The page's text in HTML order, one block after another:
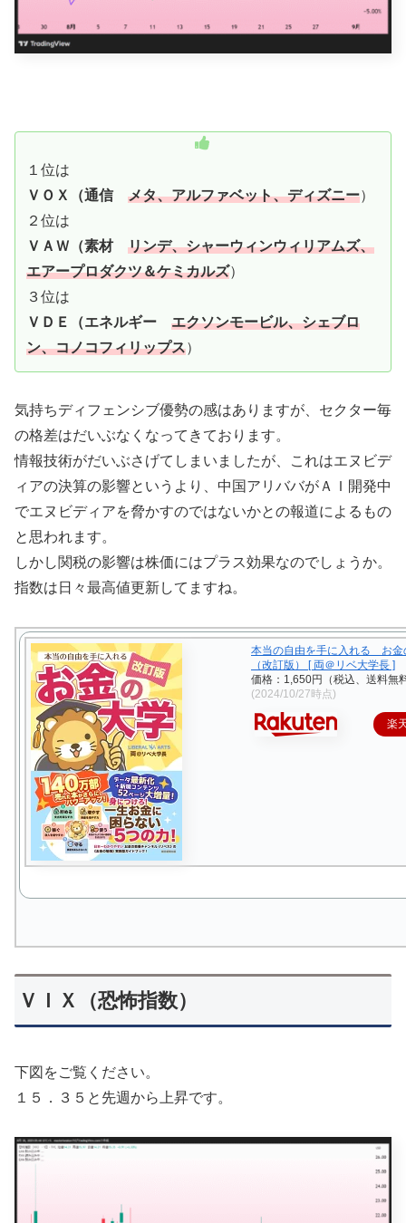
１位は
ＶＯＸ（通信 メタ、アルファベット、ディズニー）
２位は
ＶＡＷ（素材 リンデ、シャーウィンウィリアムズ、
エアープロダクツ＆ケミカルズ）
３位は
ＶＤＥ（エネルギー エクソンモービル、シェブロ
ン、コノコフィリップス）
気持ちディフェンシブ優勢の感はありますが、セクター毎
の格差はだいぶなくなってきております。
情報技術がだいぶさげてしまいましたが、これはエヌビデ
ィアの決算の影響というより、中国アリババがＡＩ開発中
でエヌビディアを脅かすのではないかとの報道によるもの
と思われます。
しかし関税の影響は株価にはプラス効果なのでしょうか。
指数は日々最高値更新してますね。
本当の自由を手に入れる お金
（改訂版） [ 両＠リベ大学長 ]
価格：1,650円（税込、送料無
(2024/10/27時点)
楽
ＶＩＸ（恐怖指数）
下図をご覧ください。
１５．３５と先週から上昇です。